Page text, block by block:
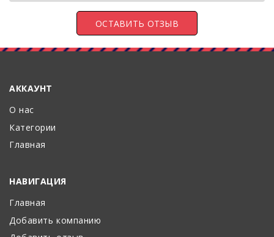
АККАУНТ
О нас
Категории
Главная
НАВИГАЦИЯ
Главная
Добавить компанию